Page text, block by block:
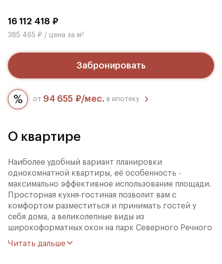
16 112 418 ₽
385 465 ₽ / цена за м2
Забронировать
от 94 655 ₽/мес. в ипотеку
О квартире
Наиболее удобный вариант планировки
однокомнатной квартиры, её особенность -
максимально эффективное использование площади.
Просторная кухня-гостиная позволит вам с
комфортом разместиться и принимать гостей у
себя дома, а великолепные виды из
широкоформатных окон на парк Северного Речного
Вокзала и тихий благоустроенный двор дополнят
преимущества квартиры.
Читать дальше